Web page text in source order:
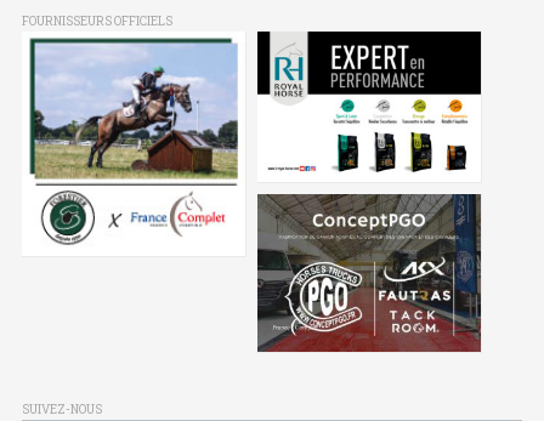
FOURNISSEURS OFFICIELS
SUIVEZ-NOUS